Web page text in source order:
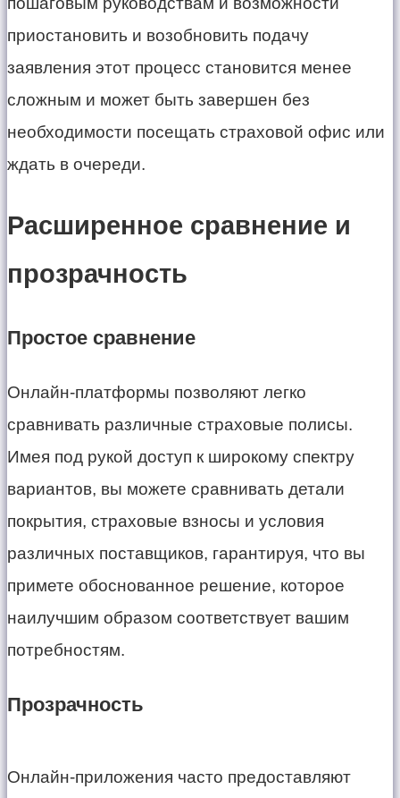
приостановить и возобновить подачу
заявления этот процесс становится менее
сложным и может быть завершен без
необходимости посещать страховой офис или
ждать в очереди.
Расширенное сравнение и
прозрачность
Простое сравнение
Онлайн-платформы позволяют легко
сравнивать различные страховые полисы.
Имея под рукой доступ к широкому спектру
вариантов, вы можете сравнивать детали
покрытия, страховые взносы и условия
различных поставщиков, гарантируя, что вы
примете обоснованное решение, которое
наилучшим образом соответствует вашим
потребностям.
Прозрачность
Онлайн-приложения часто предоставляют